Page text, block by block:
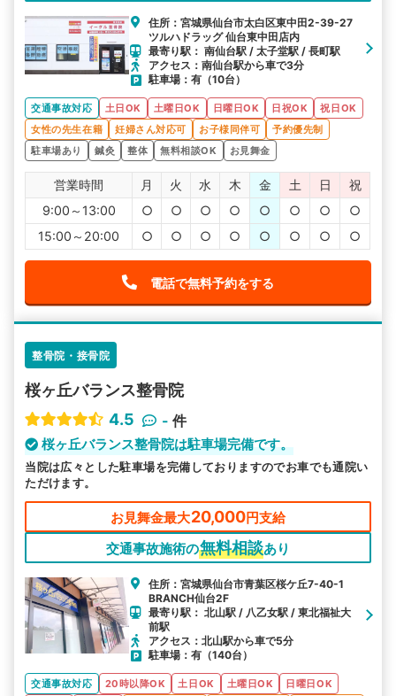
住所：宮城県仙台市太白区東中田2-39-27
ツルハドラッグ 仙台東中田店内
最寄り駅： 南仙台駅 / 太子堂駅 / 長町駅
アクセス：南仙台駅から車で3分
駐車場：有（10台）
交通事故対応 土日OK 土曜日OK 日曜日OK 日祝OK
祝日OK
女性の先生在籍
妊婦さん対応可 お子様同伴可
予約優先制
駐車場あり
鍼灸 整体 無料相談OK お見舞金
営業時間 月 火 水 木 金 土 日
祝
9:00～13:00
○ ○ ○ ○ ○ ○ ○
○
15:00～20:00
○ ○ ○ ○ ○ ○ ○ ○
電話で無料予約をする
整骨院・接骨院
桜ヶ丘バランス整骨院
4.5
- 件
桜ヶ丘バランス整骨院は駐車場完備です。
当院は広々とした駐車場を完備しておりますのでお車でも通院い
ただけます。
お見舞金最大20,000円支給
交通事故施術の無料相談あり
住所：宮城県仙台市青葉区桜ケ丘7-40-1
BRANCH仙台2F
最寄り駅： 北山駅 / 八乙女駅 / 東北福祉大
前駅
アクセス：北山駅から車で5分
駐車場：有（140台）
交通事故対応 20時以降OK 土日OK 土曜日OK
日曜日OK